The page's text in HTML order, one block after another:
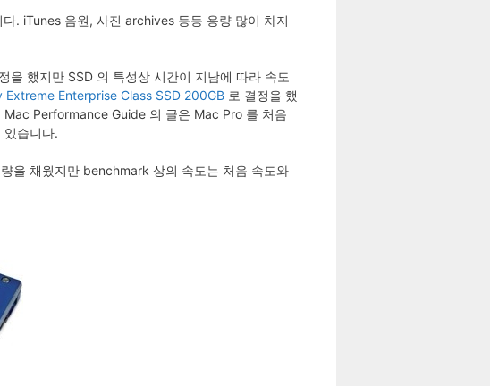
. iTunes 음원, 사진 archives 등등 용량 많이 차지
했지만 SSD 의 특성상 시간이 지남에 따라 속도
Extreme Enterprise Class SSD 200GB 로 결정을 했
Performance Guide 의 글은 Mac Pro 를 처음
있습니다.
을 채웠지만 benchmark 상의 속도는 처음 속도와